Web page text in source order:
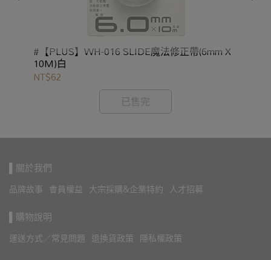
#【PLUS】WH-016 SLIDE魔法修正帶(6mm X
10M)白
NT$62
已售完
▌關於我們
品牌故事 會員權益 大宗採購&企業特約 人才招募
▌購物說明
運送方式／常見問題 退換貨政策 隱私權政策